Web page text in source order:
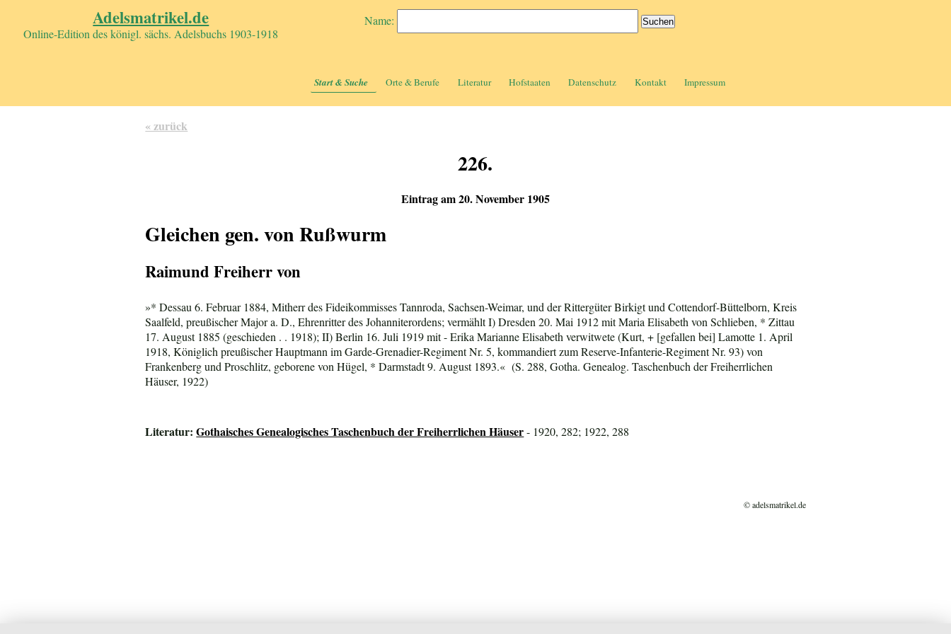
Adelsmatrikel.de
Online-Edition des königl. sächs. Adelsbuchs 1903-1918
Name:
Start & Suche Orte & Berufe Literatur Hofstaaten Datenschutz Kontakt Impressum
« zurück
226.
Eintrag am 20. November 1905
Gleichen gen. von Rußwurm
Raimund Freiherr von
»* Dessau 6. Februar 1884, Mitherr des Fideikommisses Tannroda, Sachsen-Weimar, und der Rittergüter Birkigt und Cottendorf-Büttelborn, Kreis
Saalfeld, preußischer Major a. D., Ehrenritter des Johanniterordens; vermählt I) Dresden 20. Mai 1912 mit Maria Elisabeth von Schlieben, * Zittau
17. August 1885 (geschieden . . 1918); II) Berlin 16. Juli 1919 mit - Erika Marianne Elisabeth verwitwete (Kurt, + [gefallen bei] Lamotte 1. April
1918, Königlich preußischer Hauptmann im Garde-Grenadier-Regiment Nr. 5, kommandiert zum Reserve-Infanterie-Regiment Nr. 93) von
Frankenberg und Proschlitz, geborene von Hügel, * Darmstadt 9. August 1893.« (S. 288, Gotha. Genealog. Taschenbuch der Freiherrlichen
Häuser, 1922)
Literatur:Gothaisches Genealogisches Taschenbuch der Freiherrlichen Häuser- 1920, 282; 1922, 288
© adelsmatrikel.de